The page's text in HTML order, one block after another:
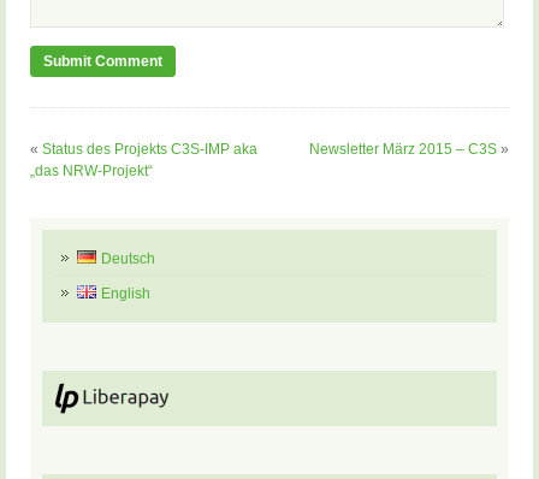
«Status des Projekts C3S-IMP aka
„das NRW-Projekt“
Newsletter März 2015 – C3S»
Deutsch
English